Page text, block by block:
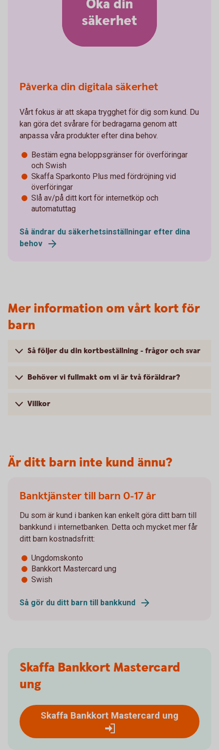
Öka din
säkerhet
Påverka din digitala säkerhet
Vårt fokus är att skapa trygghet för dig som kund. Du
kan göra det svårare för bedragarna genom att
anpassa våra produkter efter dina behov.
Bestäm egna beloppsgränser för överföringar
och Swish
Skaffa Sparkonto Plus med fördröjning vid
överföringar
Slå av/på ditt kort för internetköp och
automatuttag
Så ändrar du säkerhetsinställningar efter dina
behov
Mer information om vårt kort för
barn
Så följer du din kortbeställning - frågor och svar
Behöver vi fullmakt om vi är två föräldrar?
Villkor
Är ditt barn inte kund ännu?
Banktjänster till barn 0-17 år
Du som är kund i banken kan enkelt göra ditt barn till
bankkund i internetbanken. Detta och mycket mer får
ditt barn kostnadsfritt:
Ungdomskonto
Bankkort Mastercard ung
Swish
Så gör du ditt barn till bankkund
Skaffa Bankkort Mastercard
ung
Skaffa Bankkort Mastercard ung